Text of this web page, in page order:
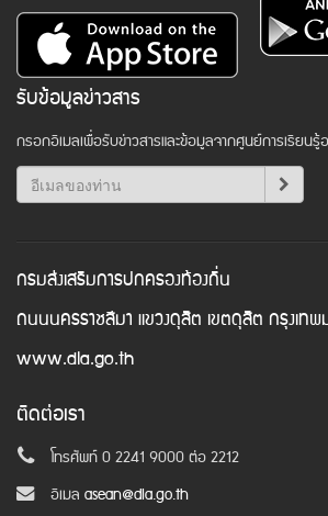
รับข้อมูลข่าวสาร
กรอกอีเมลเพื่อรับข่าวสารและข้อมูลจากศูนย์การเรียนรู้
กรมส่งเสริมการปกครองท้องถิ่น
ถนนนครราชสีมา แขวงดุสิต เขตดุสิต กรุงเท
www.dla.go.th
ติดต่อเรา
โทรศัพท์ 0 2241 9000 ต่อ 2212
อีเมล asean@dla.go.th